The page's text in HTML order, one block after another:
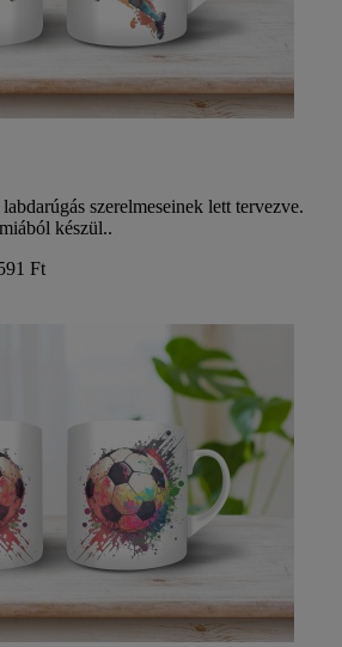
szerelmeseinek lett tervezve.
készül..
Ft